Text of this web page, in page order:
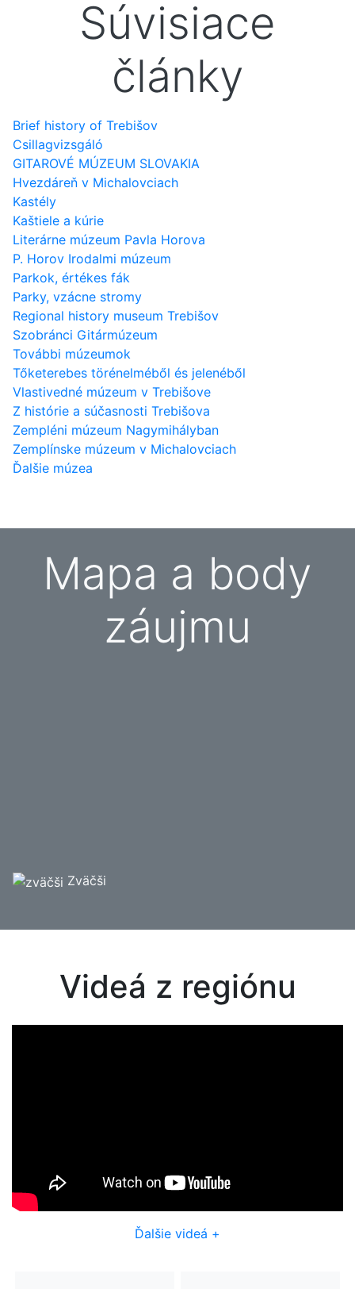
Súvisiace
články
Brief history of Trebišov
Csillagvizsgáló
GITAROVÉ MÚZEUM SLOVAKIA
Hvezdáreň v Michalovciach
Kastély
Kaštiele a kúrie
Literárne múzeum Pavla Horova
P. Horov Irodalmi múzeum
Parkok, értékes fák
Parky, vzácne stromy
Regional history museum Trebišov
Szobránci Gitármúzeum
További múzeumok
Tőketerebes törénelméből és jelenéből
Vlastivedné múzeum v Trebišove
Z histórie a súčasnosti Trebišova
Zempléni múzeum Nagymihályban
Zemplínske múzeum v Michalovciach
Ďalšie múzea
Mapa a body
záujmu
Zväčši
Videá z regiónu
Ďalšie videá +